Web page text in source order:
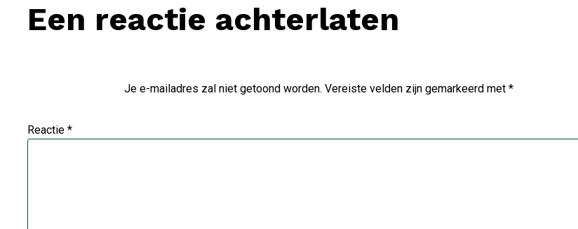
Een reactie achterlaten
Je e-mailadres zal niet getoond worden. Vereiste velden zijn gemarkeerd met *
Reactie *